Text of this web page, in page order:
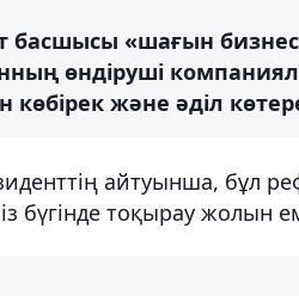
басшысы «шағын
өндіруші
көбірек және әділ
айтуынша, бұл
бүгінде тоқырау жолын